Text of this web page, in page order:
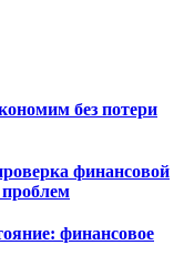
без потери
финансовой
финансовое